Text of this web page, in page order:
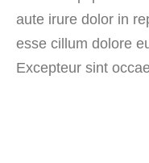
aute irure dolor in
esse cillum dolore
Excepteur sint